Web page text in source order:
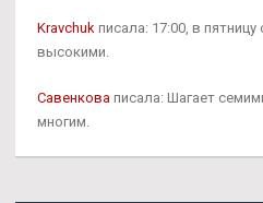
Kravchuk писала: 17:00, в
высокими.
Савенкова писала: Шагает
многим.